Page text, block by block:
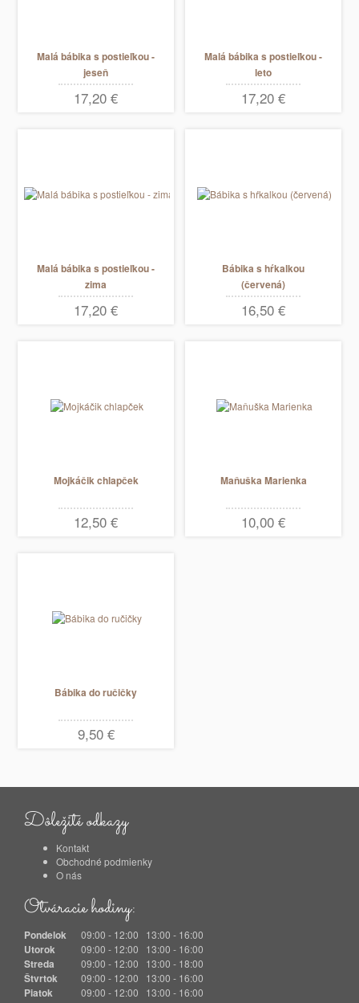
Malá bábika s postieľkou -
jeseň
17,20 €
Malá bábika s postieľkou -
leto
17,20 €
Malá bábika s postieľkou -
zima
17,20 €
Bábika s hŕkalkou
(červená)
16,50 €
Mojkáčik chlapček
12,50 €
Maňuška Marienka
10,00 €
Bábika do ručičky
9,50 €
Dôležité odkazy
Kontakt
Obchodné podmienky
O nás
Otváracie hodiny:
Pondelok 09:00 - 12:00 13:00 - 16:00
Utorok 09:00 - 12:00 13:00 - 16:00
Streda 09:00 - 12:00 13:00 - 18:00
Štvrtok 09:00 - 12:00 13:00 - 16:00
Piatok 09:00 - 12:00 13:00 - 16:00